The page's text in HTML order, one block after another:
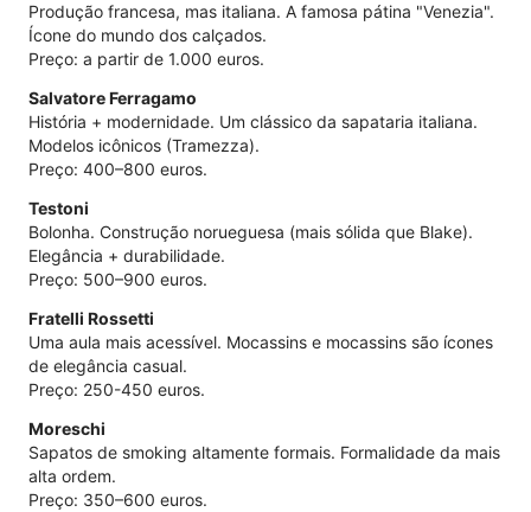
Produção francesa, mas italiana. A famosa pátina "Venezia".
Ícone do mundo dos calçados.
Preço: a partir de 1.000 euros.
Salvatore Ferragamo
História + modernidade. Um clássico da sapataria italiana.
Modelos icônicos (Tramezza).
Preço: 400–800 euros.
Testoni
Bolonha. Construção norueguesa (mais sólida que Blake).
Elegância + durabilidade.
Preço: 500–900 euros.
Fratelli Rossetti
Uma aula mais acessível. Mocassins e mocassins são ícones
de elegância casual.
Preço: 250-450 euros.
Moreschi
Sapatos de smoking altamente formais. Formalidade da mais
alta ordem.
Preço: 350–600 euros.